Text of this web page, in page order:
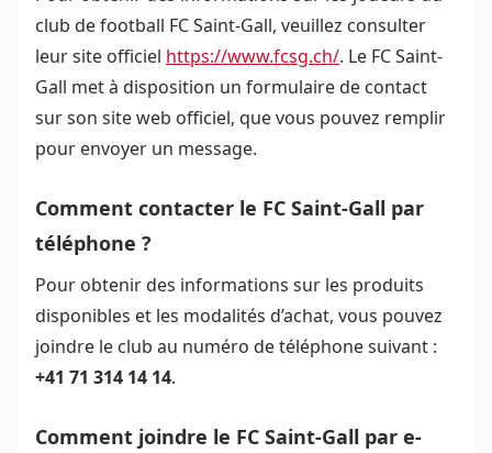
club de football FC Saint-Gall, veuillez consulter
leur site officiel https://www.fcsg.ch/. Le FC Saint-
Gall met à disposition un formulaire de contact
sur son site web officiel, que vous pouvez remplir
pour envoyer un message.
Comment contacter le FC Saint-Gall par
téléphone ?
Pour obtenir des informations sur les produits
disponibles et les modalités d’achat, vous pouvez
joindre le club au numéro de téléphone suivant :
+41 71 314 14 14.
Comment joindre le FC Saint-Gall par e-